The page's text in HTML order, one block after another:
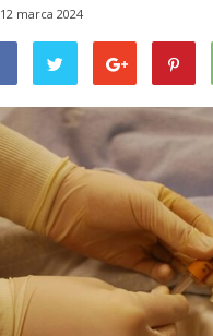
12 marca 2024